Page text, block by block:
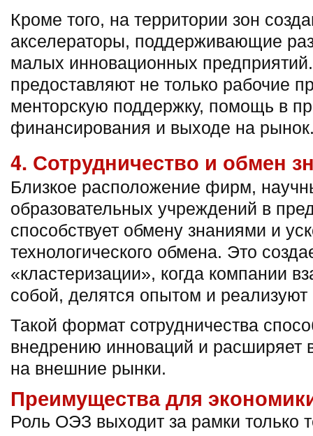
Кроме того, на территории зон
акселераторы, поддерживающие
малых инновационных
предоставляют не только рабочие
менторскую поддержку, помощь в
финансирования и выходе на
4. Сотрудничество и обмен
Близкое расположение фирм,
образовательных учреждений в
способствует обмену знаниями и
технологического обмена. Это
«кластеризации», когда компании
собой, делятся опытом и
Такой формат сотрудничества
внедрению инноваций и расширяет
на внешние рынки.
Преимущества для
Роль ОЭЗ выходит за рамки только